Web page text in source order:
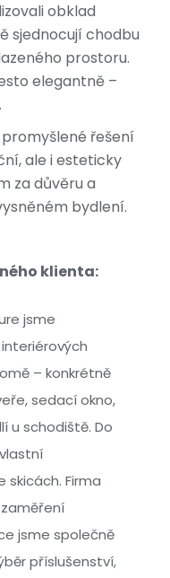
obklad
sjednocují chodbu
prostoru.
elegantně –
řešení
ale i esteticky
za důvěru a
bydlení.
klienta:
jsme
– konkrétně
sedací okno,
u schodiště. Do
Firma
jsme společně
příslušenství,